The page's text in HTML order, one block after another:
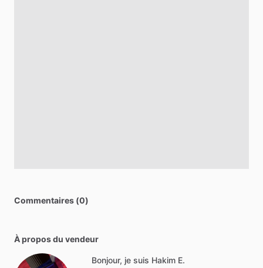
Commentaires (0)
À propos du vendeur
Bonjour, je suis Hakim E.